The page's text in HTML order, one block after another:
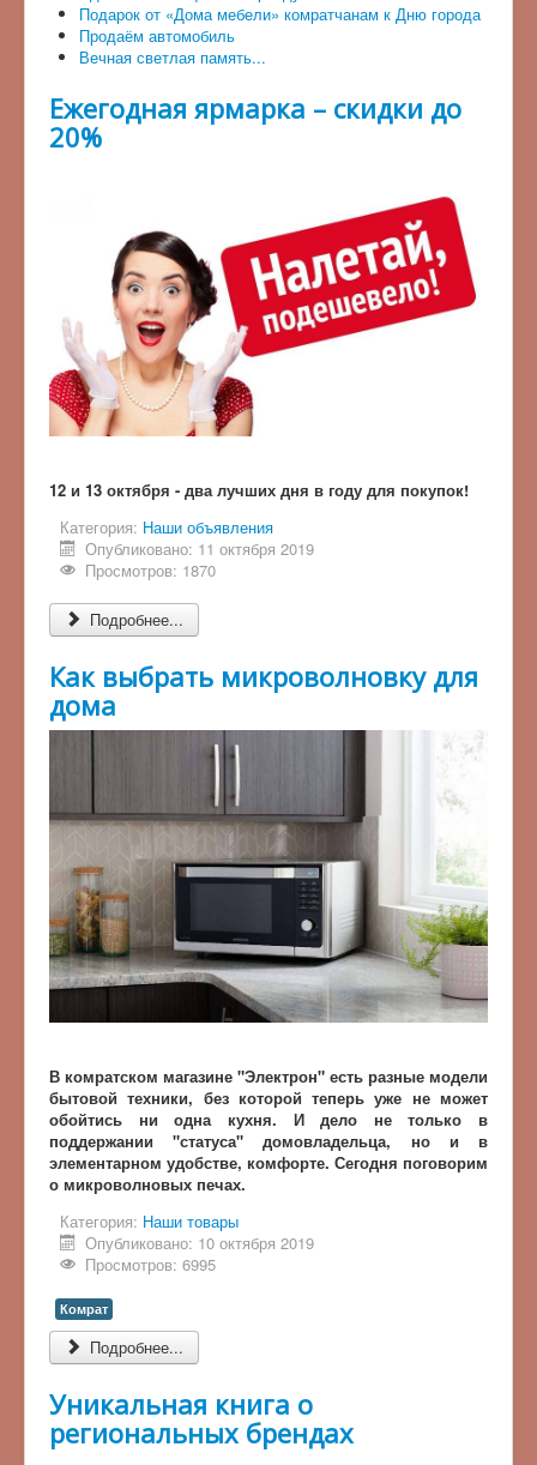
Подарок от «Дома мебели» комратчанам к Дню города
Продаём автомобиль
Вечная светлая память...
Ежегодная ярмарка – скидки до
20%
12 и 13 октября - два лучших дня в году для покупок!
Категория: Наши объявления
Опубликовано: 11 октября 2019
Просмотров: 1870
Подробнее...
Как выбрать микроволновку для
дома
В комратском магазине "Электрон" есть разные модели
бытовой техники, без которой теперь уже не может
обойтись ни одна кухня. И дело не только в
поддержании "статуса" домовладельца, но и в
элементарном удобстве, комфорте. Сегодня поговорим
о микроволновых печах.
Категория: Наши товары
Опубликовано: 10 октября 2019
Просмотров: 6995
Комрат
Подробнее...
Уникальная книга о
региональных брендах